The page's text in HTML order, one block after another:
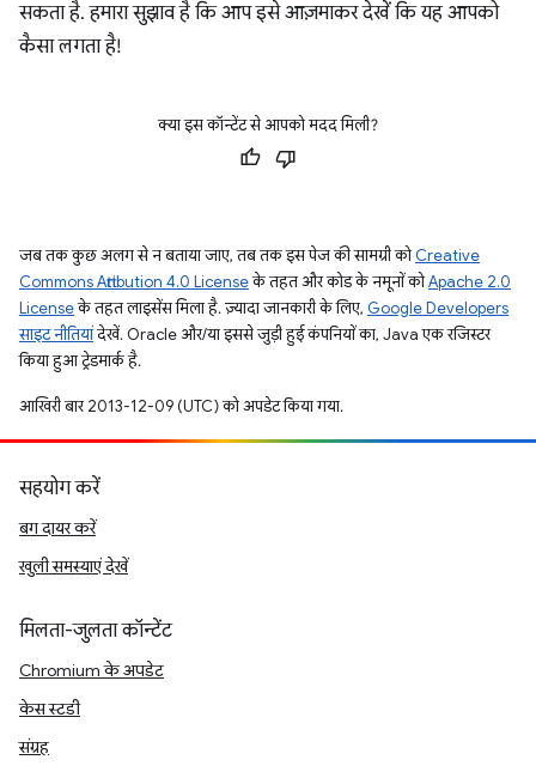
सकता है. हमारा सुझाव है कि आप इसे आज़माकर देखें कि यह आपको
कैसा लगता है!
क्या इस कॉन्टेंट से आपको मदद मिली?
जब तक कुछ अलग से न बताया जाए, तब तक इस पेज की सामग्री कोCreative
Commons Attribution 4.0 Licenseके तहत और कोड के नमूनों कोApache 2.0
Licenseके तहत लाइसेंस मिला है. ज़्यादा जानकारी के लिए, Google Developers
साइट नीतियांदेखें. Oracle और/या इससे जुड़ी हुई कंपनियों का, Java एक रजिस्टर
किया हुआ ट्रेडमार्क है.
आखिरी बार 2013-12-09 (UTC) को अपडेट किया गया.
सहयोग करें
बग दायर करें
खुली समस्याएं देखें
मिलता-जुलता कॉन्टेंट
Chromium के अपडेट
केस स्टडी
संग्रह